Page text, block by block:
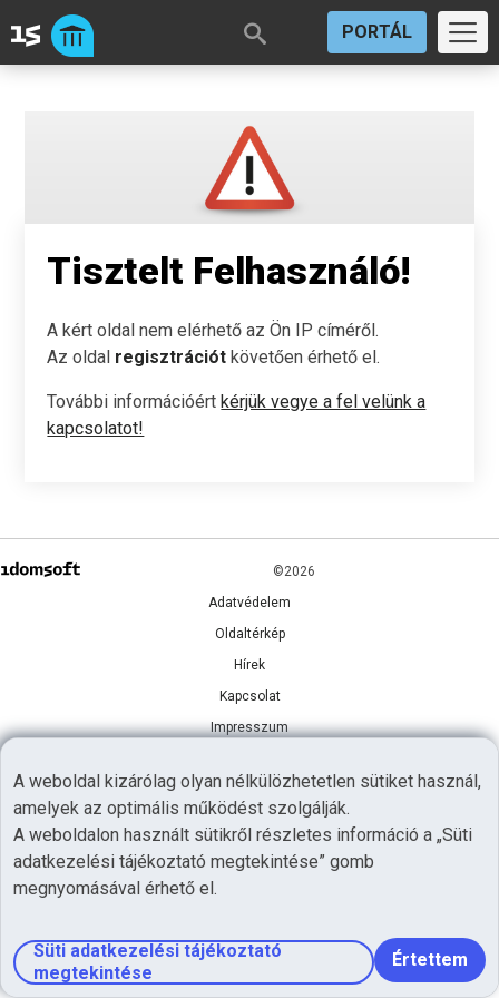
PORTÁL
A weboldal kizárólag olyan nélkülözhetetlen sütiket használ,
amelyek az optimális működést szolgálják.
A weboldalon használt sütikről részletes információ a „Süti
adatkezelési tájékoztató megtekintése” gomb
megnyomásával érhető el.
Süti adatkezelési tájékoztató
megtekintése
Értettem
Tisztelt Felhasználó!
A kért oldal nem elérhető az Ön IP címéről.
Az oldal regisztrációt követően érhető el.
További információértkérjük vegye a fel velünk a
kapcsolatot!
©2026
Adatvédelem
Oldaltérkép
Hírek
Kapcsolat
Impresszum